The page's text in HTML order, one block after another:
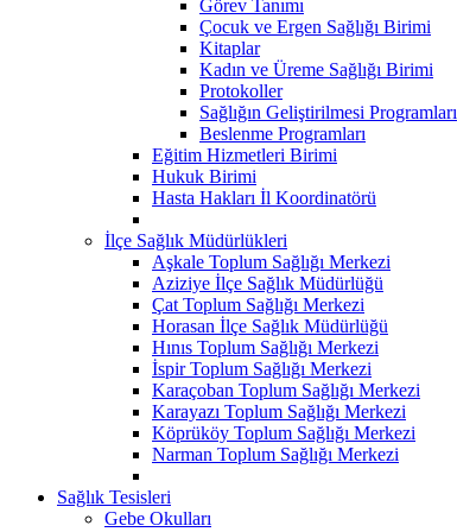
Görev Tanımı
Çocuk ve Ergen Sağlığı Birimi
Kitaplar
Kadın ve Üreme Sağlığı Birimi
Protokoller
Sağlığın Geliştirilmesi Programları
Beslenme Programları
Eğitim Hizmetleri Birimi
Hukuk Birimi
Hasta Hakları İl Koordinatörü
İlçe Sağlık Müdürlükleri
Aşkale Toplum Sağlığı Merkezi
Aziziye İlçe Sağlık Müdürlüğü
Çat Toplum Sağlığı Merkezi
Horasan İlçe Sağlık Müdürlüğü
Hınıs Toplum Sağlığı Merkezi
İspir Toplum Sağlığı Merkezi
Karaçoban Toplum Sağlığı Merkezi
Karayazı Toplum Sağlığı Merkezi
Köprüköy Toplum Sağlığı Merkezi
Narman Toplum Sağlığı Merkezi
Sağlık Tesisleri
Gebe Okulları